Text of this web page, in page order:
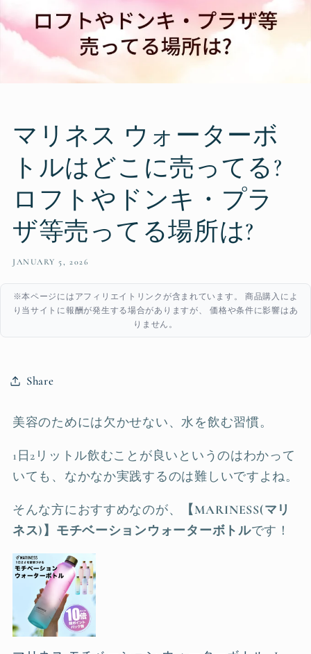
マリネス ウォーターボ
トルはどこに売ってる?
ロフトやドンキ・プラ
ザ等売ってる場所は?
JANUARY 5, 2026
※本ページにはアフィリエイトリンクが含まれています。 商品購入によ
り当サイトに報酬が発生する場合がありますが、 価格や条件に影響はあ
りません。
Share
美容のためには欠かせない、水を飲む習慣。
1日2リットル飲むことが良いというのはわかって
いても、なかなか実践するのは難しいですよね。
そんな方におすすめなのが、
【MARINESS(マリ
ネス)】モチベーションウォーターボトルです！